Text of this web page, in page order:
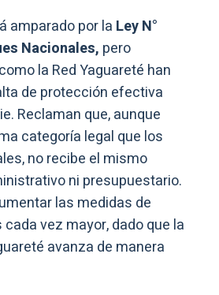
amparado por la Ley N°
Nacionales, pero
la Red Yaguareté han
de protección efectiva
Reclaman que, aunque
categoría legal que los
no recibe el mismo
ni presupuestario.
las medidas de
vez mayor, dado que la
avanza de manera